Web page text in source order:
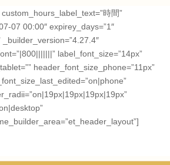
時間”
07 00:00″ expirey_days=”1″
label_font_size=”14px”
header_font_size_phone=”11px”